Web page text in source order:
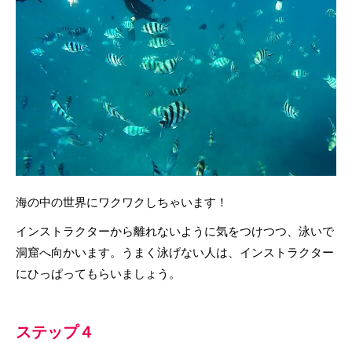
海の中の世界にワクワクしちゃいます！
インストラクターから離れないように気をつけつつ、泳いで
洞窟へ向かいます。うまく泳げない人は、インストラクター
にひっぱってもらいましょう。
ステップ４